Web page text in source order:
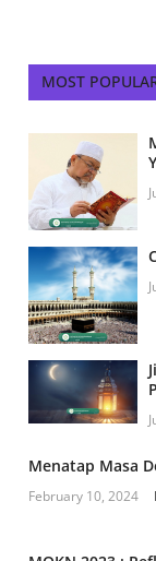
MOST
Menatap Masa
February 10, 2024